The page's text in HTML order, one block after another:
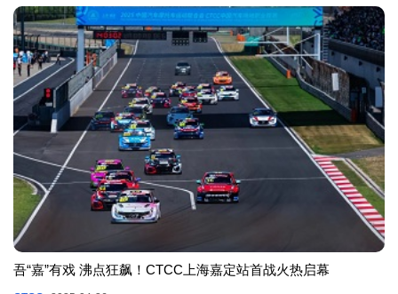
吾“嘉”有戏 沸点狂飙！CTCC上海嘉定站首战火热启幕